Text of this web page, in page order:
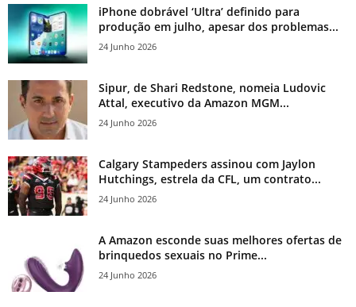
iPhone dobrável ‘Ultra’ definido para
produção em julho, apesar dos problemas...
24 Junho 2026
Sipur, de Shari Redstone, nomeia Ludovic
Attal, executivo da Amazon MGM...
24 Junho 2026
Calgary Stampeders assinou com Jaylon
Hutchings, estrela da CFL, um contrato...
24 Junho 2026
A Amazon esconde suas melhores ofertas de
brinquedos sexuais no Prime...
24 Junho 2026